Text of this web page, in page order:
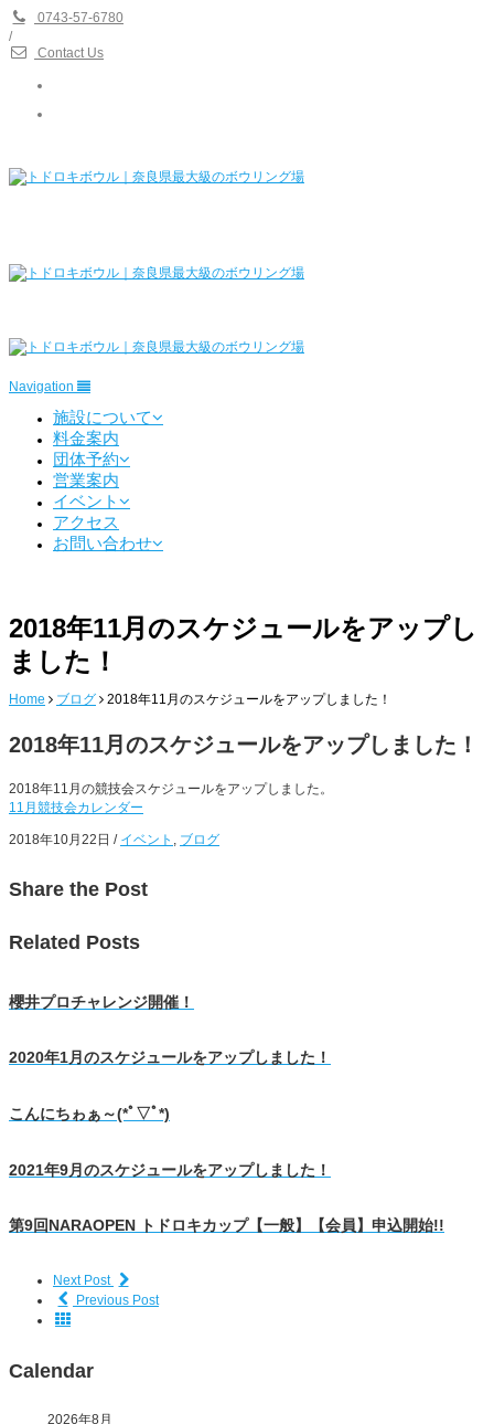
0743-57-6780
/
Contact Us
Navigation
施設について
料金案内
団体予約
営業案内
イベント
アクセス
お問い合わせ
2018年11月のスケジュールをアップし
ました！
Home ブログ 2018年11月のスケジュールをアップしました！
2018年11月のスケジュールをアップしました！
2018年11月の競技会スケジュールをアップしました。
11月競技会カレンダー
2018年10月22日 / イベント , ブログ
Share the Post
Related Posts
櫻井プロチャレンジ開催！
2020年1月のスケジュールをアップしました！
こんにちゎぁ～(*ﾟ▽ﾟ*)
2021年9月のスケジュールをアップしました！
第9回NARAOPEN トドロキカップ【一般】【会員】申込開始!!
Next Post
Previous Post
Calendar
2026年8月